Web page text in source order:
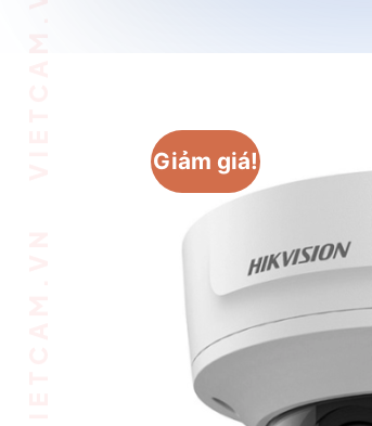
Giảm giá!